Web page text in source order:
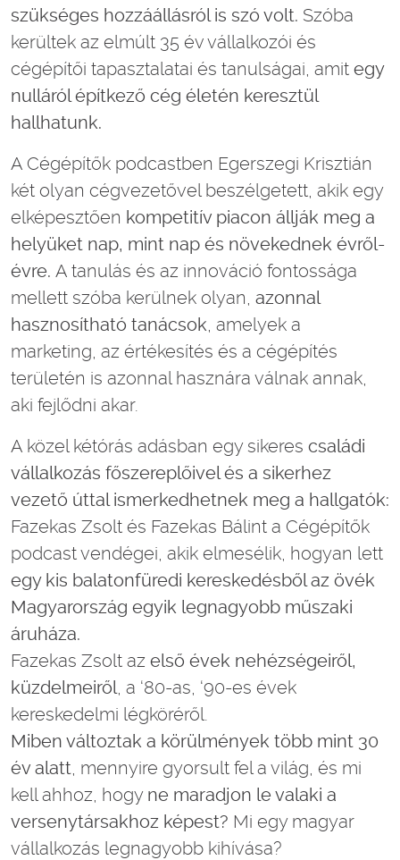
szükséges hozzáállásról is szó volt. Szóba
kerültek az elmúlt 35 év vállalkozói és
cégépítői tapasztalatai és tanulságai, amit egy
nulláról építkező cég életén keresztül
hallhatunk.
A Cégépítők podcastben Egerszegi Krisztián
két olyan cégvezetővel beszélgetett, akik egy
elképesztően kompetitív piacon állják meg a
helyüket nap, mint nap és növekednek évről-
évre. A tanulás és az innováció fontossága
mellett szóba kerülnek olyan, azonnal
hasznosítható tanácsok, amelyek a
marketing, az értékesítés és a cégépítés
területén is azonnal hasznára válnak annak,
aki fejlődni akar.
A közel kétórás adásban egy sikeres családi
vállalkozás főszereplőivel és a sikerhez
vezető úttal ismerkedhetnek meg a hallgatók:
Fazekas Zsolt és Fazekas Bálint a Cégépítők
podcast vendégei, akik elmesélik, hogyan lett
egy kis balatonfüredi kereskedésből az övék
Magyarország egyik legnagyobb műszaki
áruháza.
Fazekas Zsolt az első évek nehézségeiről,
küzdelmeiről, a ‘80-as, ‘90-es évek
kereskedelmi légköréről.
Miben változtak a körülmények több mint 30
év alatt, mennyire gyorsult fel a világ, és mi
kell ahhoz, hogy ne maradjon le valaki a
versenytársakhoz képest? Mi egy magyar
vállalkozás legnagyobb kihívása?